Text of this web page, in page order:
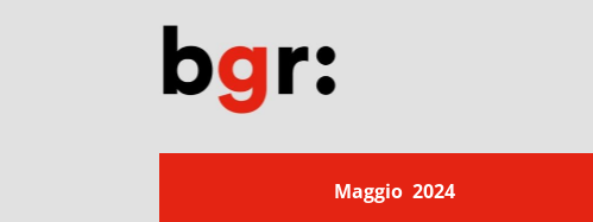
Maggio 2024